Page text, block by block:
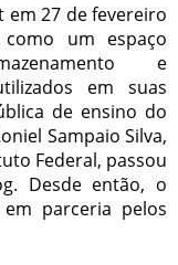
em 27 de fevereiro
como um espaço
e
em suas
de ensino do
Sampaio Silva,
Federal, passou
Desde então, o
parceria pelos